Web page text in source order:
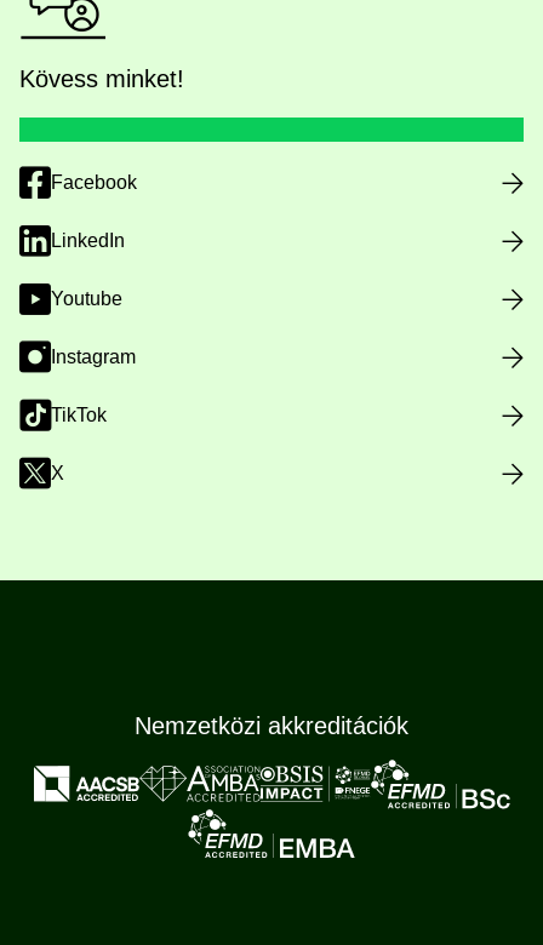
Kövess minket!
Facebook
LinkedIn
Youtube
Instagram
TikTok
X
Nemzetközi akkreditációk